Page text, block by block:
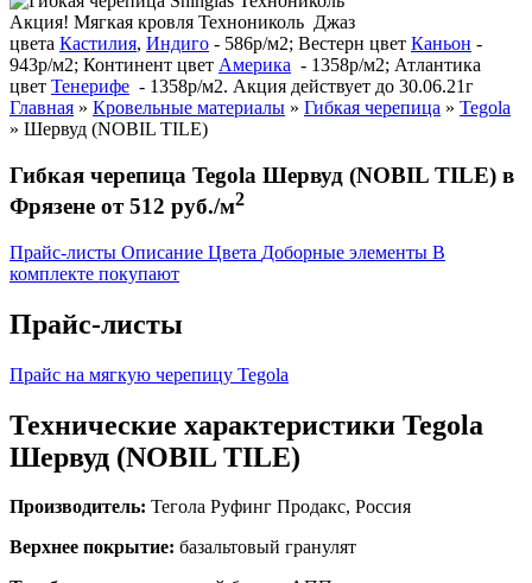
Акция! Мягкая кровля Технониколь Джаз
цвета Кастилия, Индиго - 586р/м2; Вестерн цвет Каньон -
943р/м2; Континент цвет Америка - 1358р/м2; Атлантика
цвет Тенерифе - 1358р/м2. Акция действует до 30.06.21г
Главная » Кровельные материалы » Гибкая черепица » Tegola
» Шервуд (NOBIL TILE)
Гибкая черепица Tegola Шервуд (NOBIL TILE) в
Фрязене от 512 руб./м2
Прайс-листы Описание Цвета Доборные элементы В
комплекте покупают
Прайс-листы
Прайс на мягкую черепицу Tegola
Технические характеристики Tegola
Шервуд (NOBIL TILE)
Производитель: Тегола Руфинг Продакс, Россия
Верхнее покрытие: базальтовый гранулят